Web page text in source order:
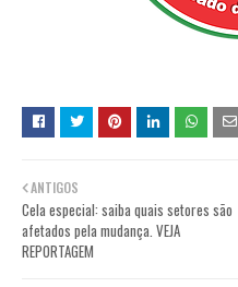
ANTIGOS
Cela especial: saiba quais setores são
afetados pela mudança. VEJA
REPORTAGEM